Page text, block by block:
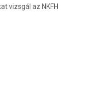
vizsgál az NKFH